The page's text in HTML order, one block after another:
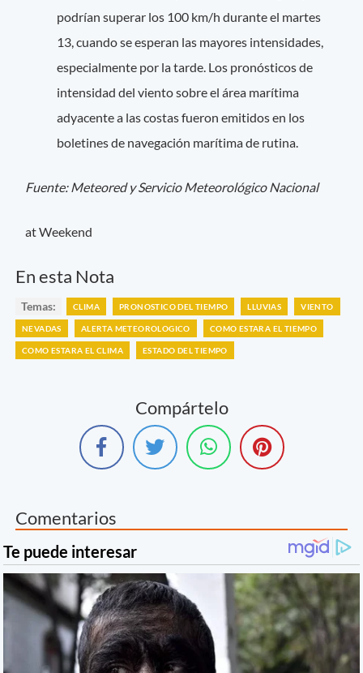
podrían superar los 100 km/h durante el martes
13, cuando se esperan las mayores intensidades,
especialmente por la tarde. Los pronósticos de
intensidad del viento sobre el área marítima
adyacente a las costas fueron emitidos en los
boletines de navegación marítima de rutina.
Fuente: Meteored y Servicio Meteorológico Nacional
at Weekend
En esta Nota
Temas: CLIMA PRONOSTICO DEL TIEMPO LLUVIAS VIENTO
NEVADAS ALERTA METEOROLOGICO COMO ESTARA EL TIEMPO
COMO ESTARA EL CLIMA ESTADO DEL TIEMPO
Compártelo
Comentarios